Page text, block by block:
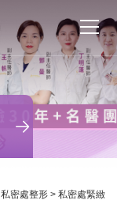
私密處整形 > 私密處緊緻